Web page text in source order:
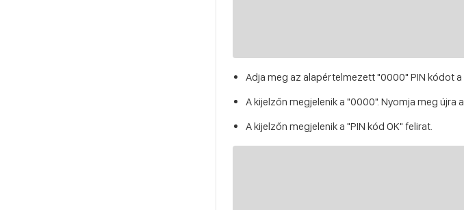
Adja meg az alapértelmezett "0000" PIN kódot a
A kijelzőn megjelenik a "0000". Nyomja meg újra a
A kijelzőn megjelenik a "PIN kód OK" felirat.